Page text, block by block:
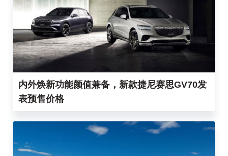
内外焕新功能颜值兼备，新款捷尼赛思GV70发
表预售价格